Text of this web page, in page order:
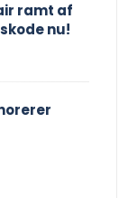
ramt af
nu!